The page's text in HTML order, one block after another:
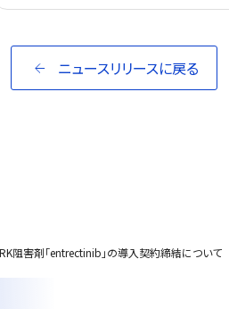
ニュースリリースに戻る
阻害剤「entrectinib」の導入契約締結について